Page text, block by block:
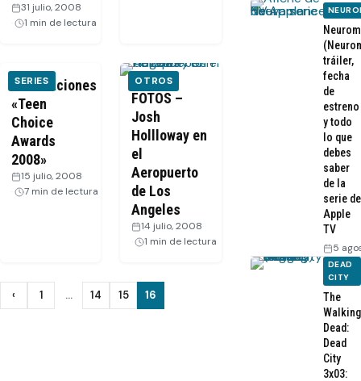
31 julio, 2008
1 min de lectura
SERIES
Nominaciones
«Teen
Choice
Awards
2008»
15 julio, 2008
7 min de lectura
OTROS
FOTOS –
Josh
Hollloway en
el
Aeropuerto
de Los
Angeles
14 julio, 2008
1 min de lectura
Paginación
‹ Anterior
1 … 14 15 16
tráiler,
fecha
de
estreno
y todo
lo que
debes
saber
de la
serie de
Apple
TV
5
DEAD
CITY
The
Walking
Dead:
Dead
City
3x03: